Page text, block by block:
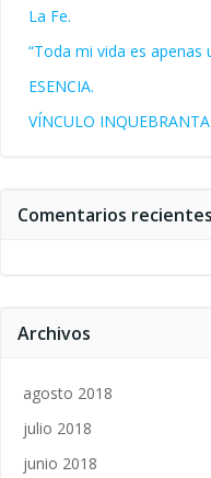
La Fe.
“Toda mi vida es apenas
ESENCIA.
VÍNCULO
Comentarios recientes
Archivos
agosto 2018
julio 2018
junio 2018